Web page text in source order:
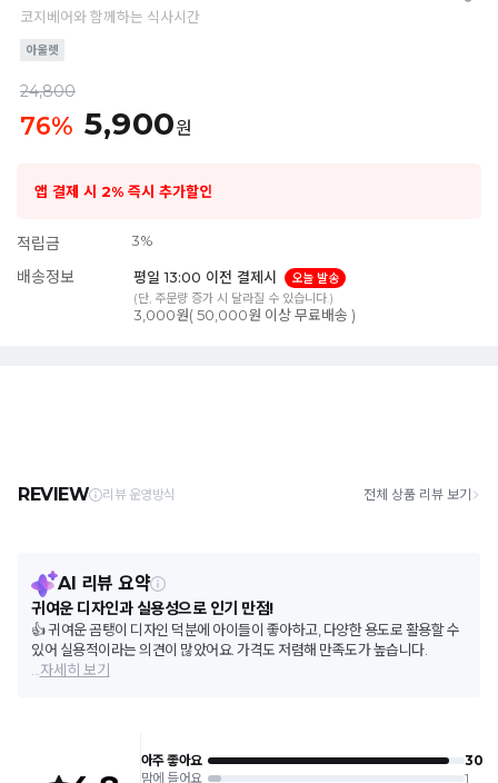
코지베어와 함께하는 식사시간
24,800
76% 5,900원
앱 결제 시 2% 즉시 추가할인
적립금 3%
배송정보 평일 13:00 이전 결제시
오늘 발송
(단, 주문량 증가 시 달라질 수 있습니다.)
3,000원( 50,000원 이상 무료배송 )